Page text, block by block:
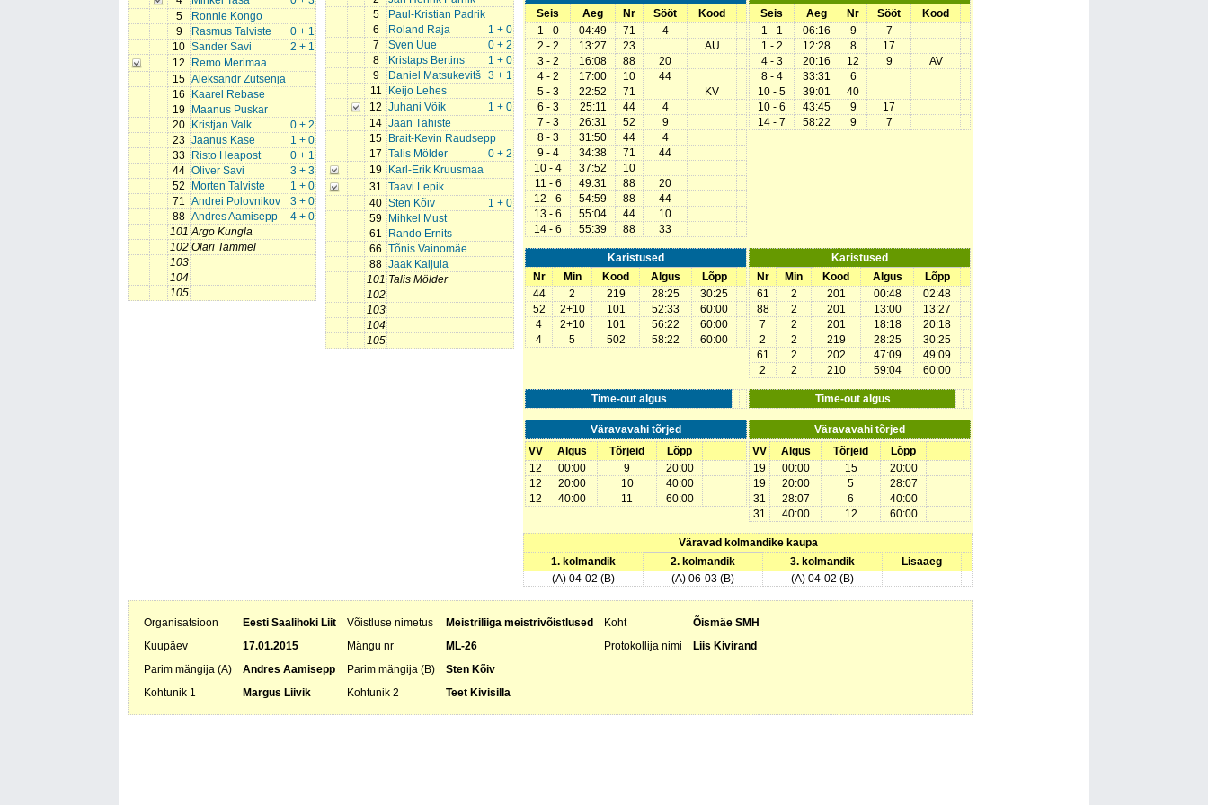
5
Ronnie Kongo
9
0 + 1
Rasmus Talviste
10
2 + 1
Sander Savi
12
Remo Merimaa
15 Aleksandr Zutsenja
16
Kaarel Rebase
19
Maanus Puskar
20
0 + 2
Kristjan Valk
23
1 + 0
Jaanus Kase
33
0 + 1
Risto Heapost
44
3 + 3
Oliver Savi
52
1 + 0
Morten Talviste
71
3 + 0
Andrei Polovnikov
88
4 + 0
Andres Aamisepp
101 Argo Kungla
102 Olari Tammel
103
104
105
5
Paul-Kristian Padrik
6
1 + 0
Roland Raja
7
0 + 2
Sven Uue
8
1 + 0
Kristaps Bertins
9
3 + 1
Daniel Matsukevitš
11
Keijo Lehes
12
1 + 0
Juhani Võik
14 Jaan Tähiste
15
Brait-Kevin Raudsepp
17
0 + 2
Talis Mölder
19
Karl-Erik Kruusmaa
31 Taavi Lepik
40
1 + 0
Sten Kõiv
59
Mihkel Must
61
Rando Ernits
66 Tõnis Vainomäe
88 Jaak Kaljula
101 Talis Mölder
102
103
104
105
Seis
Aeg Nr Sööt
Kood
1 - 0
04:49 71
4
2 - 2
13:27 23
AÜ
3 - 2
16:08 88
20
4 - 2
17:00 10
44
5 - 3
22:52 71
KV
6 - 3
25:11 44
4
7 - 3
26:31 52
9
8 - 3
31:50 44
4
9 - 4
34:38 71
44
10 - 4
37:52
10
11 - 6
49:31 88
20
12 - 6
54:59 88
44
13 - 6
55:04 44
10
14 - 6
55:39 88 33
Seis
Aeg Nr Sööt
Kood
1 - 1
06:16 9
7
1 - 2
12:28 8
17
4 - 3
20:16 12 9
AV
8 - 4
33:31
6
10 - 5
39:01
40
10 - 6
43:45 9
17
14 - 7
58:22 9 7
Karistused
Nr
Min Kood Algus
Lõpp
44
2 219 28:25
30:25
52
2+10 101 52:33
60:00
4
2+10 101 56:22
60:00
4
5 502 58:22 60:00
Karistused
Nr
Min Kood Algus
Lõpp
61
2 201 00:48
02:48
88
2 201 13:00
13:27
7
2 201 18:18
20:18
2
2 219 28:25
30:25
61
2 202 47:09
49:09
2
2 210 59:04 60:00
Time-out algus Time-out algus
Väravavahi tõrjed
Väravavahi tõrjed
VV
Algus Tõrjeid
Lõpp
12
00:00 9
20:00
12
20:00 10
40:00
12
40:00 11 60:00
VV Algus Tõrjeid
Lõpp
19
00:00 15
20:00
19
20:00 5
28:07
31
28:07 6
40:00
31
40:00 12 60:00
Väravad kolmandike kaupa
1. kolmandik
2. kolmandik 3. kolmandik
Lisaaeg
(A) 04-02 (B)
(A) 06-03 (B) (A) 04-02 (B)
Organisatsioon Eesti Saalihoki Liit Võistluse nimetus Meistriliiga meistrivõistlused Koht
Õismäe SMH
Kuupäev
17.01.2015 Mängu nr ML-26 Protokollija nimi
Liis Kivirand
Parim mängija (A)
Andres Aamisepp Parim mängija (B)
Sten Kõiv
Kohtunik 1
Margus Liivik Kohtunik 2 Teet Kivisilla